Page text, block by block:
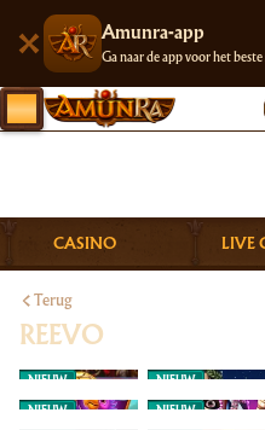
Amunra-app
Ga naar de app voor het beste
CASINO LIVE
Terug
REEVO
NIEUW NIEUW
NIEUW
NIEUW